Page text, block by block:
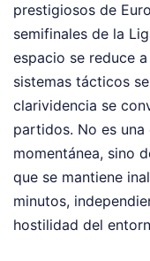
prestigiosos de
semifinales de la
espacio se reduce
sistemas tácticos
clarividencia se
partidos. No es
momentánea, sino
que se mantiene
minutos,
hostilidad del